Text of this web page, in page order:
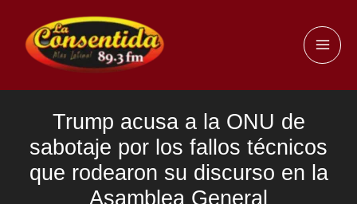
contenido
Trump acusa a la ONU de
sabotaje por los fallos técnicos
que rodearon su discurso en la
Asamblea General